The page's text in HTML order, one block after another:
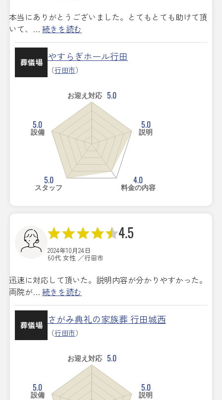
本当にありがとうございました。とてもとても助けて頂
いて、… 続きを読む
葬儀場 やすらぎホール行田
（行田市）
お迎え対応 5.0
5.0
説明
4.0
料金の内容
5.0
スタッフ
5.0
設備
4.5
2024年10月24日
60代 女性 ／行田市
迅速に対応して頂いた。説明内容が分かりやすかった。
両院が… 続きを読む
葬儀場 さがみ典礼の家族葬 行田城西
（行田市）
お迎え対応 5.0
5.0
説明
5.0
設備